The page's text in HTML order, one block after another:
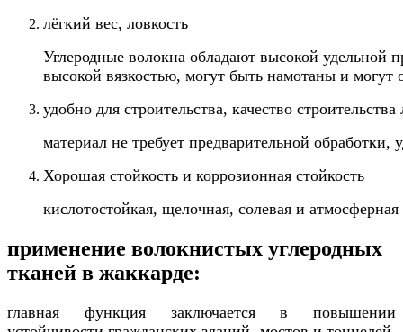
лёгкий вес, ловкость
Углеродные волокна обладают высокой удельной
высокой вязкостью, могут быть намотаны и
удобно для строительства, качество строительства
материал не требует предварительной обработки,
Хорошая стойкость и коррозионная стойкость
кислотостойкая, щелочная, солевая и
применение волокнистых углеродных
тканей в жаккарде:
главная функция заключается в повышении